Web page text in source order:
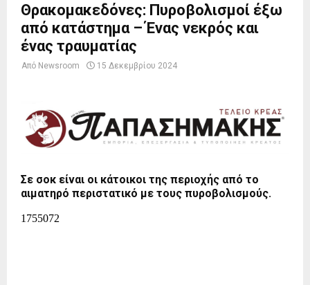
Θρακομακεδόνες: Πυροβολισμοί έξω
από κατάστημα – Ένας νεκρός και
ένας τραυματίας
Από Newsroom 15 Δεκεμβρίου 2024
Σε σοκ είναι οι κάτοικοι της περιοχής από το
αιματηρό περιστατικό με τους πυροβολισμούς.